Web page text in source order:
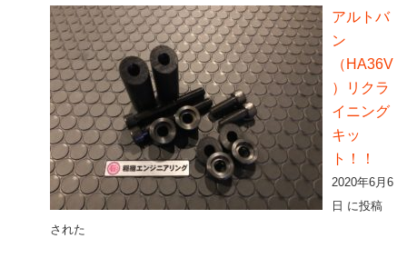
アルトバ
ン
（HA36V
）リクラ
イニング
キッ
ト！！
2020年6月6
日 に投稿
された